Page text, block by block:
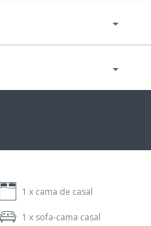
1 x cama de casal
1 x sofa-cama casal